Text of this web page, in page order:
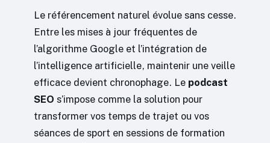
Le référencement naturel évolue sans cesse.
Entre les mises à jour fréquentes de
l’algorithme Google et l’intégration de
l’intelligence artificielle, maintenir une veille
efficace devient chronophage. Le podcast
SEO s’impose comme la solution pour
transformer vos temps de trajet ou vos
séances de sport en sessions de formation